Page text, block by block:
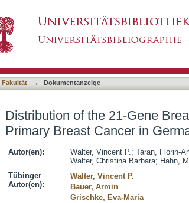
Breast Recurrence Score in
Fakultät → Dokumentanzeige
Distribution of the 21-Gene
Primary Breast Cancer in
Autor(en): Walter, Vincent P.; Taran, Florin-
Walter, Christina Barbara; Hahn,
Tübinger
Autor(en):
Walter, Vincent P.
Bauer, Armin
Grischke, Eva-Maria